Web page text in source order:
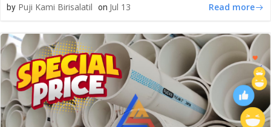
by Puji Kami Birisalatil on Jul 13 Read more